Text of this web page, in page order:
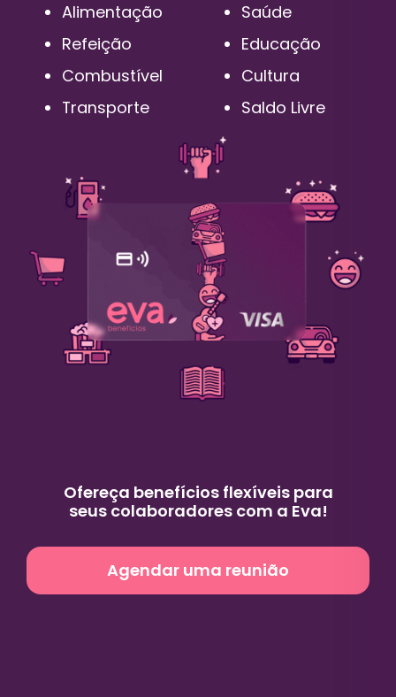
Alimentação
Refeição
Combustível
Transporte
Saúde
Educação
Cultura
Saldo Livre
Ofereça benefícios flexíveis para
seus colaboradores com a Eva!
Agendar uma reunião